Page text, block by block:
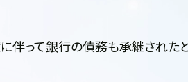
伴って銀行の債務も承継された